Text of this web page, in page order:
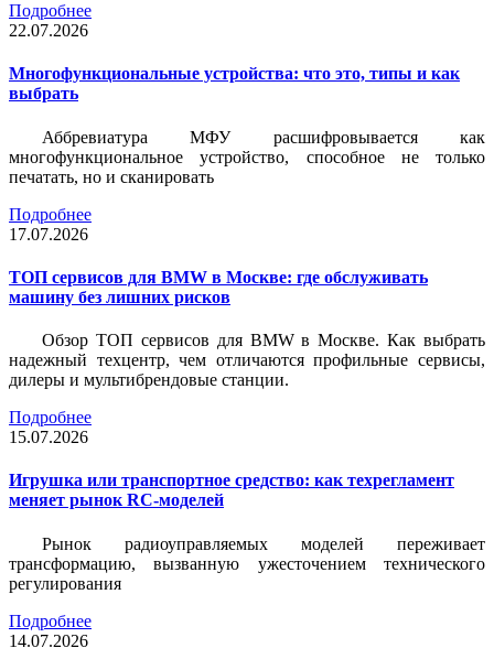
Подробнее
22.07.2026
Многофункциональные устройства: что это, типы и как
выбрать
Аббревиатура МФУ расшифровывается как
многофункциональное устройство, способное не только
печатать, но и сканировать
Подробнее
17.07.2026
ТОП сервисов для BMW в Москве: где обслуживать
машину без лишних рисков
Обзор ТОП сервисов для BMW в Москве. Как выбрать
надежный техцентр, чем отличаются профильные сервисы,
дилеры и мультибрендовые станции.
Подробнее
15.07.2026
Игрушка или транспортное средство: как техрегламент
меняет рынок RC-моделей
Рынок радиоуправляемых моделей переживает
трансформацию, вызванную ужесточением технического
регулирования
Подробнее
14.07.2026